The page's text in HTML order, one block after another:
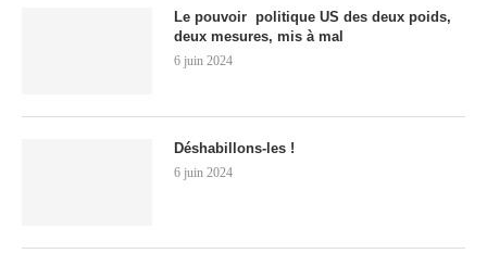
Le pouvoir politique US des deux poids,
deux mesures, mis à mal
6 juin 2024
Déshabillons-les !
6 juin 2024